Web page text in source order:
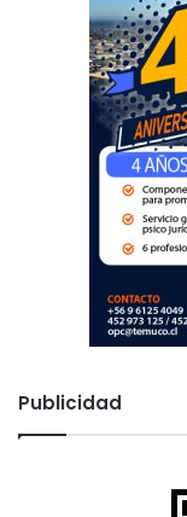
Publicidad